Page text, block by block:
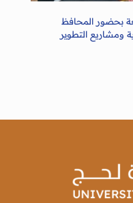
بحضور المحافظ
ومشاريع التطوير